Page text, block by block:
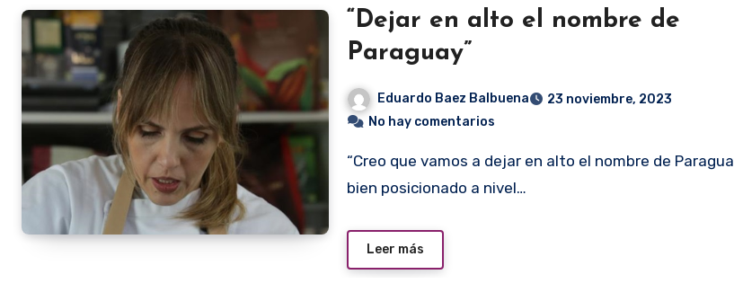
“Dejar en alto el nombre de
Paraguay”
Eduardo Baez Balbuena
23 noviembre, 2023
No hay comentarios
“Creo que vamos a dejar en alto el nombre de Paraguay,
bien posicionado a nivel…
Leer más